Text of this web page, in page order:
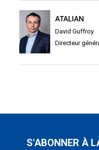
ATALIAN
David Guffroy
Directeur
S'ABONNER À